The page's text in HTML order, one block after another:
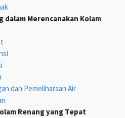
Merencanakan Kolam
dan Pemeliharaan Air
Renang yang Tepat